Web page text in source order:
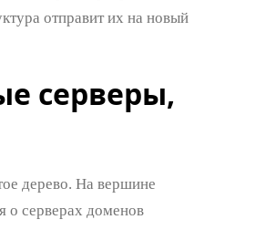
отправит их на новый
серверы,
дерево. На вершине
о серверах доменов